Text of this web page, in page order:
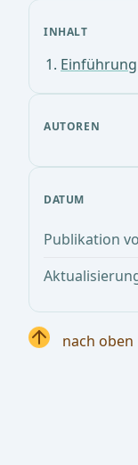
INHALT
Einführung
AUTOREN
DATUM
Publikation
nach oben